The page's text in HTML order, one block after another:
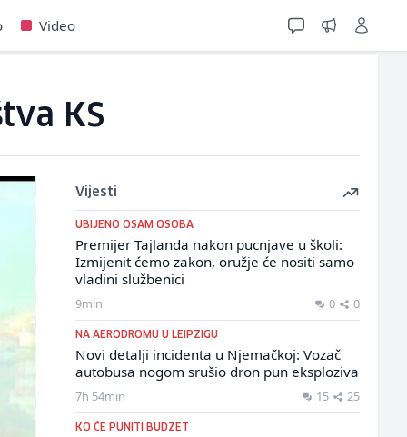
Video
KS
Vijesti
UBIJENO OSAM OSOBA
Premijer Tajlanda nakon pucnjave u školi:
Izmijenit ćemo zakon, oružje će nositi samo
vladini službenici
9min 0 0
NA AERODROMU U LEIPZIGU
Novi detalji incidenta u Njemačkoj: Vozač
autobusa nogom srušio dron pun eksploziva
7h 54min 15 25
KO ĆE PUNITI BUDŽET